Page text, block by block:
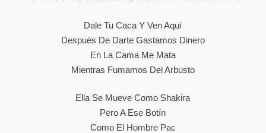
Dale Tu Caca Y Ven Aquí
Después De Darte Gastamos Dinero
En La Cama Me Mata
Mientras Fumamos Del Arbusto
Ella Se Mueve Como Shakira
Pero A Ese Botín
Como El Hombre Pac